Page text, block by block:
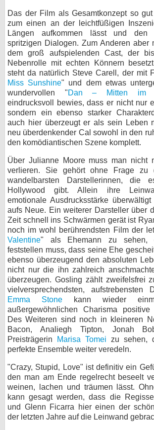
Das der Film als Gesamtkonzept so
zum einen an der leichtfüßigen
Längen aufkommen lässt und den
spritzigen Dialogen. Zum Anderen aber
dem groß aufspielenden Cast, der
Nebenrolle mit echten Könnern
steht da natürlich Steve Carell, der mit
Miss Sunshine" und dem etwas
wundervollen "Dan – Mitten im
eindrucksvoll bewies, dass er nicht nur
sondern ein ebenso starker
auch hier überzeugt er als sein Leben
neu überdenkender Cal sowohl in den
den komödiantischen Szene komplett.
Über Julianne Moore muss man nicht
verlieren. Sie gehört ohne Frage zu
wandelbarsten Darstellerinnen, die
Hollywood gibt. Allein ihre
emotionale Ausdrucksstärke
aufs Neue. Ein weiterer Darsteller über
Zeit schnell ins Schwärmen gerät ist
noch im wohl berührendsten Film der
Valentine" als Ehemann zu sehen,
feststellen muss, dass seine Ehe
ebenso überzeugend den absoluten
nicht nur die ihn zahlreich
überzeugen. Gosling zählt zweifelsfrei
vielversprechendsten, aufstrebensten
Emma Stone kann wieder
außergewöhnlichen Charisma positive
Des Weiteren sind noch in kleineren
Bacon, Analiegh Tipton, Jonah
Preisträgerin
Marisa Tomei zu sehen,
perfekte Ensemble weiter veredeln.
"Crazy, Stupid, Love" ist definitiv ein
den man am Ende regelrecht beseelt
weinen, lachen und träumen lässt.
kann gesagt werden, dass die
und Glenn Ficarra hier einen der
der letzten Jahre auf die Leinwand